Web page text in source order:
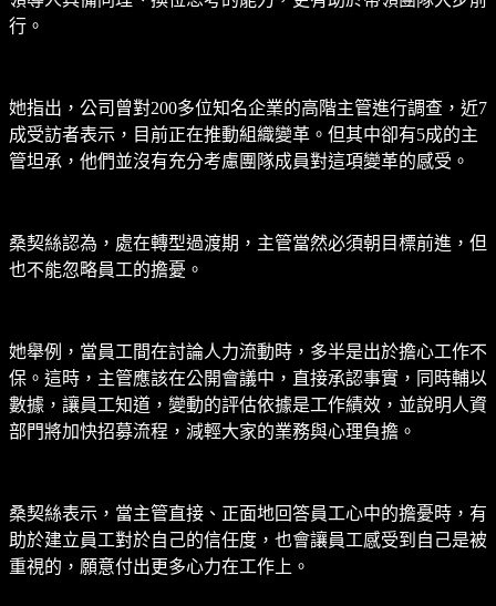
行。
她指出，公司曾對200多位知名企業的高階主管進行調查，近7
成受訪者表示，目前正在推動組織變革。但其中卻有5成的主
管坦承，他們並沒有充分考慮團隊成員對這項變革的感受。
桑契絲認為，處在轉型過渡期，主管當然必須朝目標前進，但
也不能忽略員工的擔憂。
她舉例，當員工間在討論人力流動時，多半是出於擔心工作不
保。這時，主管應該在公開會議中，直接承認事實，同時輔以
數據，讓員工知道，變動的評估依據是工作績效，並說明人資
部門將加快招募流程，減輕大家的業務與心理負擔。
桑契絲表示，當主管直接、正面地回答員工心中的擔憂時，有
助於建立員工對於自己的信任度，也會讓員工感受到自己是被
重視的，願意付出更多心力在工作上。